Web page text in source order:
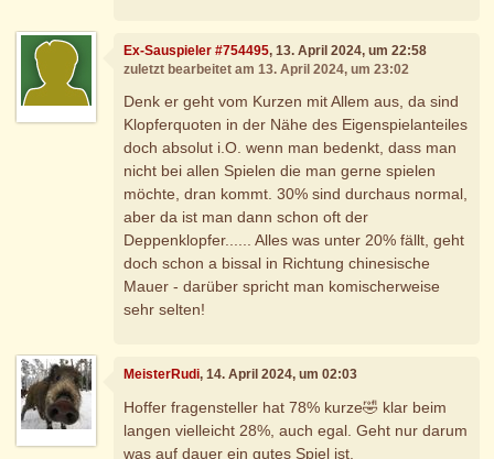
Ex-Sauspieler #754495, 13. April 2024, um 22:58
zuletzt bearbeitet am 13. April 2024, um 23:02
Denk er geht vom Kurzen mit Allem aus, da sind
Klopferquoten in der Nähe des Eigenspielanteiles
doch absolut i.O. wenn man bedenkt, dass man
nicht bei allen Spielen die man gerne spielen
möchte, dran kommt. 30% sind durchaus normal,
aber da ist man dann schon oft der
Deppenklopfer...... Alles was unter 20% fällt, geht
doch schon a bissal in Richtung chinesische
Mauer - darüber spricht man komischerweise
sehr selten!
MeisterRudi, 14. April 2024, um 02:03
Hoffer fragensteller hat 78% kurze🤣 klar beim
langen vielleicht 28%, auch egal. Geht nur darum
was auf dauer ein gutes Spiel ist.